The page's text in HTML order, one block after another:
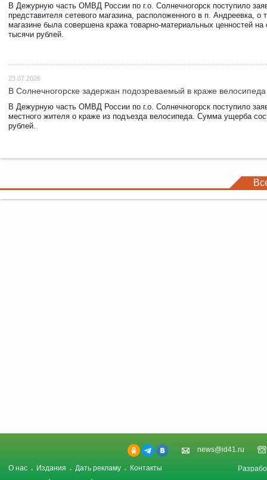
В Дежурную часть ОМВД России по г.о. Солнечногорск поступило
представителя сетевого магазина, расположенного в п. Андреевка, о
магазине была совершена кража товарно-материальных ценностей
тысячи рублей.
23.07.2026
В Солнечногорске задержан подозреваемый в краже велосипеда
В Дежурную часть ОМВД России по г.о. Солнечногорск поступило
местного жителя о краже из подъезда велосипеда. Сумма ущерба
рублей.
news@id41.ru
О нас Издания Дать рекламу Контакты